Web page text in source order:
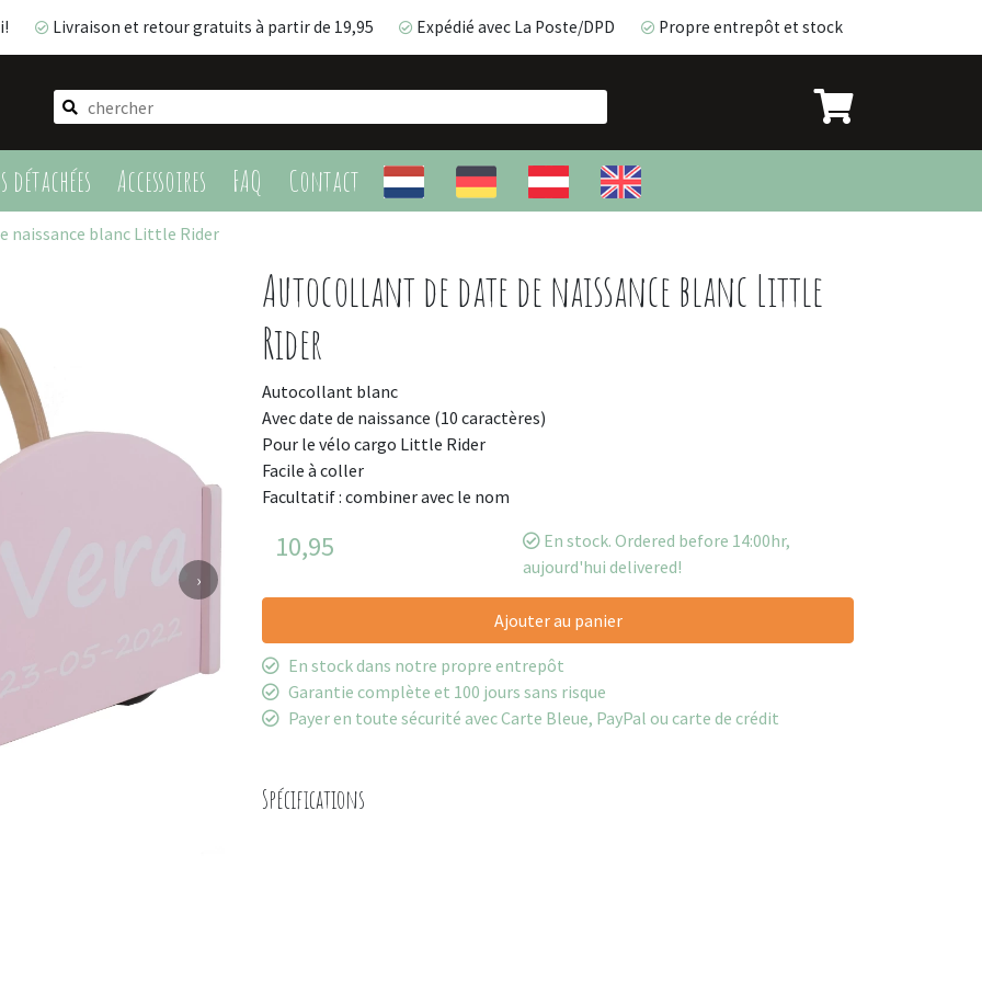
Livraison et retour gratuits à partir de 19,95 Expédié avec La Poste/DPD Propre entrepôt et stock
détachées Accessoires FAQ Contact
Livraison et retour gratuits à partir de 19,95 Expédié avec La Poste/DPD
naissance blanc Little Rider
›
Autocollant de date de naissance blanc Little
Rider
Autocollant blanc
Avec date de naissance (10 caractères)
Pour le vélo cargo Little Rider
Facile à coller
Facultatif : combiner avec le nom
10,95
En stock. Ordered before 14:00hr,
aujourd'hui delivered!
Ajouter au panier
En stock dans notre propre entrepôt
Garantie complète et 100 jours sans risque
Payer en toute sécurité avec Carte Bleue, PayPal ou carte de crédit
Spécifications